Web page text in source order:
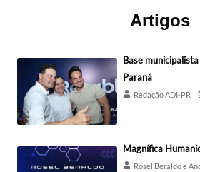
Artigos
Base
Paraná
Redação ADI-PR
Magnífica
Rosel Beraldo e